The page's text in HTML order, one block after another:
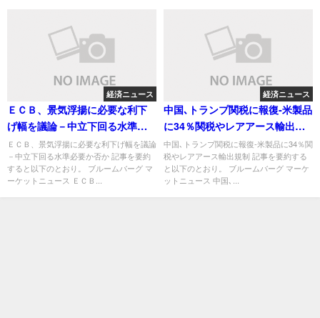
経済ニュース
ＥＣＢ、景気浮揚に必要な利下
げ幅を議論－中立下回る水準必
要か否か
ＥＣＢ、景気浮揚に必要な利下げ幅を議論
－中立下回る水準必要か否か 記事を要約
すると以下のとおり。 ブルームバーグ マ
ーケットニュース ＥＣＢ...
経済ニュース
中国､トランプ関税に報復-米製品
に34％関税やレアアース輸出規
制
中国､トランプ関税に報復-米製品に34％関
税やレアアース輸出規制 記事を要約する
と以下のとおり。 ブルームバーグ マーケ
ットニュース 中国､...